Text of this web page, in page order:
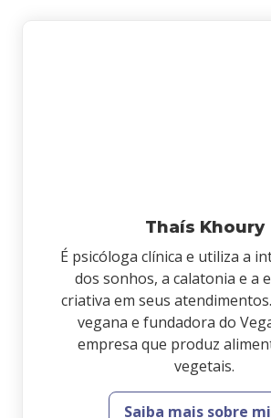
Thaís Khoury
É psicóloga clínica e utiliza a
dos sonhos, a calatonia e a
criativa em seus
vegana e fundadora do
empresa que produz
vegetais.
Saiba mais sobre